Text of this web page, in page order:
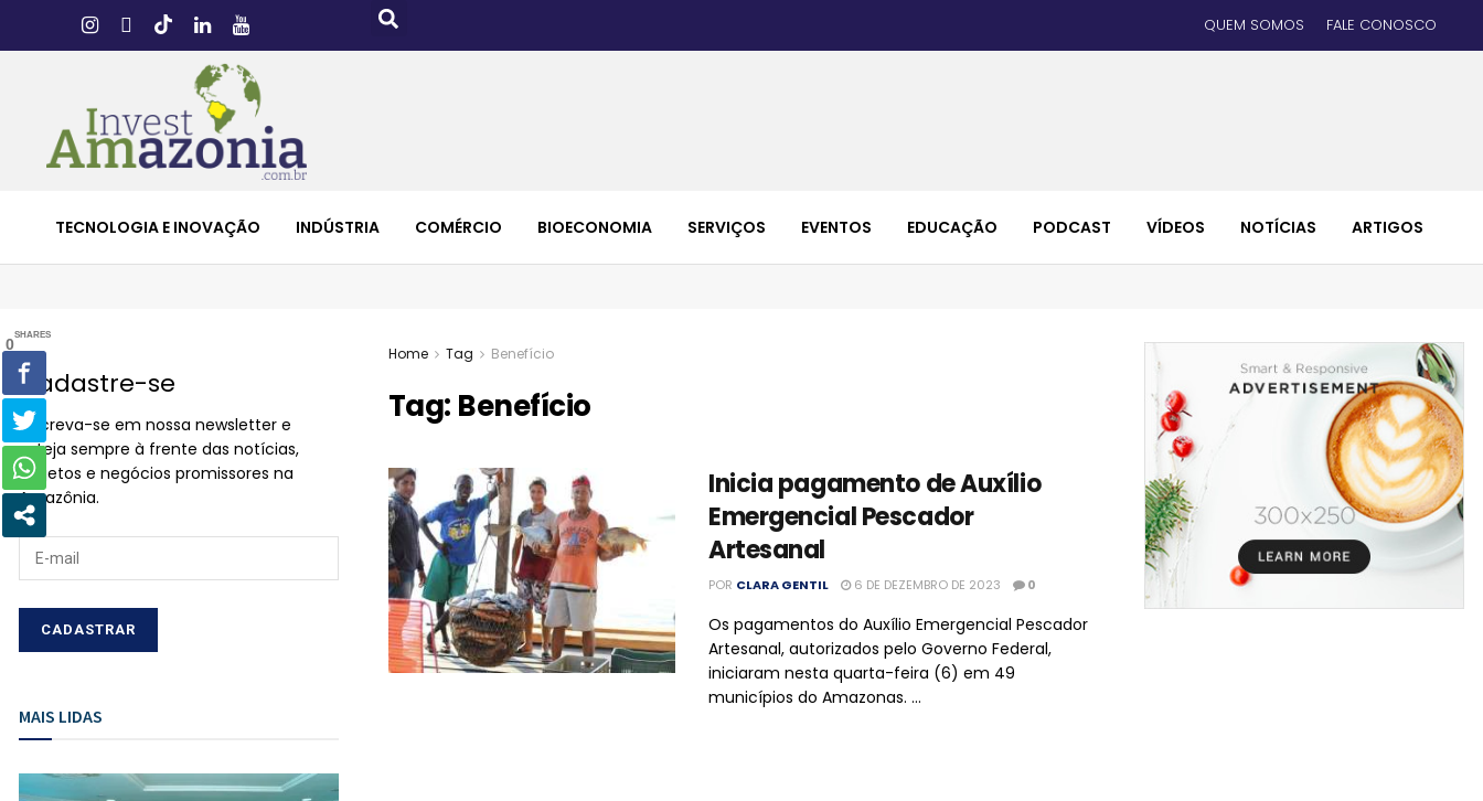
QUEM SOMOS FALE CONOSCO
TECNOLOGIA E INOVAÇÃO INDÚSTRIA COMÉRCIO BIOECONOMIA SERVIÇOS EVENTOS EDUCAÇÃO PODCAST VÍDEOS NOTÍCIAS ARTIGOS
Home Tag Benefício
Tag: Benefício
Inicia pagamento de Auxílio
Emergencial Pescador
Artesanal
POR CLARA GENTIL 6 DE DEZEMBRO DE 2023 0
Os pagamentos do Auxílio Emergencial Pescador
Artesanal, autorizados pelo Governo Federal,
iniciaram nesta quarta-feira (6) em 49
municípios do Amazonas. ...
Cadastre-se
Inscreva-se em nossa newsletter e
esteja sempre à frente das notícias,
projetos e negócios promissores na
Amazônia.
MAIS LIDAS
0
SHARES